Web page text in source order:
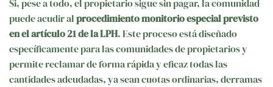
Si, pese a todo, el propietario sigue sin pagar, la comunidad
puede acudir alprocedimiento monitorio especial previsto
en el artículo 21 de la LPH. Este proceso está diseñado
específicamente para las comunidades de propietarios y
permite reclamar de forma rápida y eficaz todas las
cantidades adeudadas, ya sean cuotas ordinarias, derramas